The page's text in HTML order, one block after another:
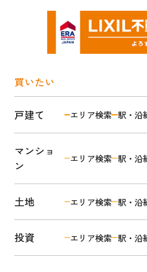
ありがとうございまし
買いたい
戸建て エリア検索 駅・沿
マンショ
ン
エリア検索 駅・沿
土地 エリア検索 駅・沿
投資 エリア検索 駅・沿